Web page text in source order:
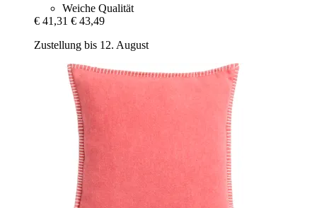
Weiche Qualität
€ 41,31 € 43,49
Zustellung bis 12. August